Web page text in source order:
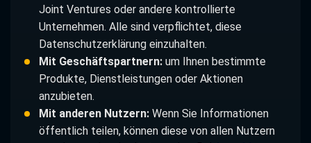
Joint Ventures oder andere kontrollierte
Unternehmen. Alle sind verpflichtet, diese
Datenschutzerklärung einzuhalten.
Mit Geschäftspartnern:um Ihnen bestimmte
Produkte, Dienstleistungen oder Aktionen
anzubieten.
Mit anderen Nutzern:Wenn Sie Informationen
öffentlich teilen, können diese von allen Nutzern